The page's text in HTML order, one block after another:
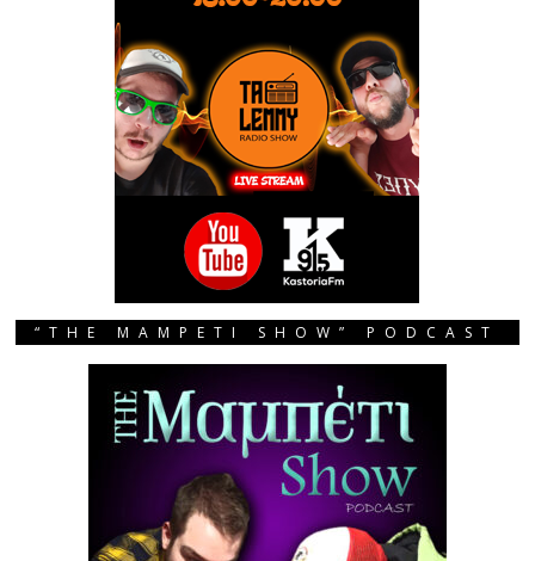
“THE MAMPETI SHOW” PODCAST